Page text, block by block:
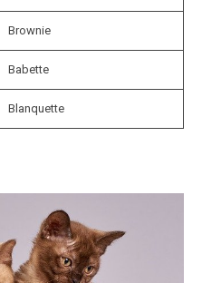
Brownie
Babette
Blanquette